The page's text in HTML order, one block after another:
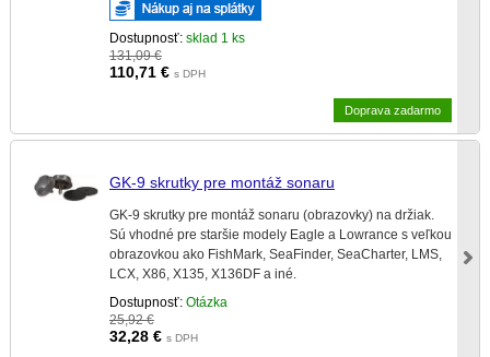
Dostupnosť:sklad 1 ks
131,09 €
110,71 € s DPH
Doprava zadarmo
GK-9 skrutky pre montáž sonaru
GK-9 skrutky pre montáž sonaru (obrazovky) na držiak.
Sú vhodné pre staršie modely Eagle a Lowrance s veľkou
obrazovkou ako FishMark, SeaFinder, SeaCharter, LMS,
LCX, X86, X135, X136DF a iné.
Dostupnosť:Otázka
25,92 €
32,28 € s DPH